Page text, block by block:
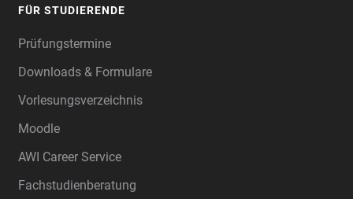
FÜR STUDIERENDE
Prüfungstermine
Downloads & Formulare
Vorlesungsverzeichnis
Moodle
AWI Career Service
Fachstudienberatung